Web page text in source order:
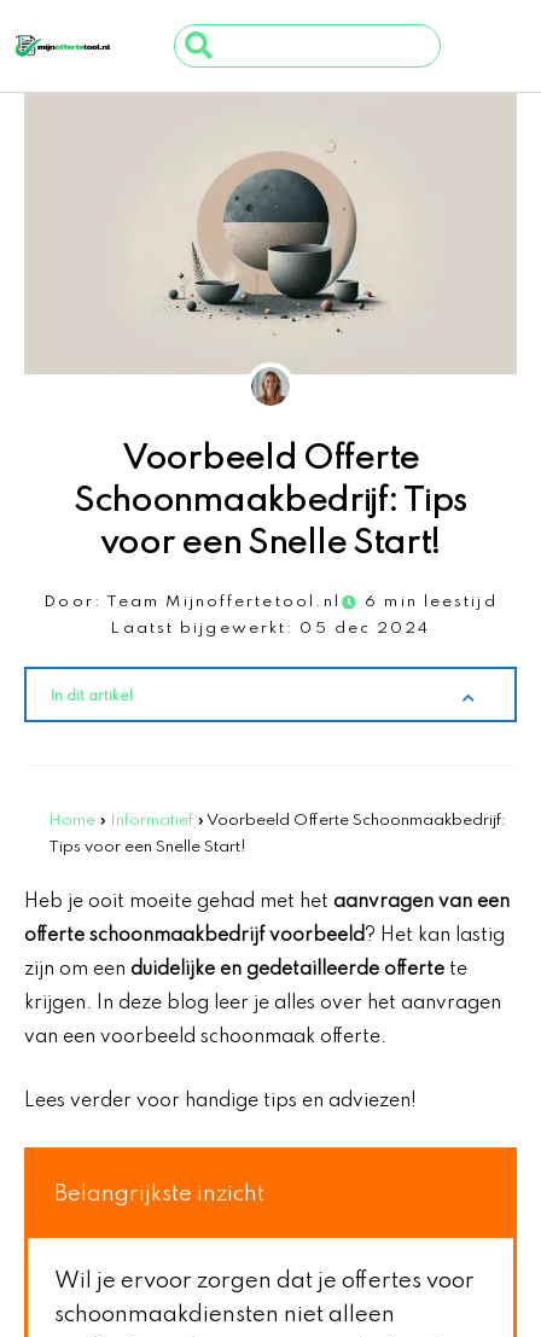
naar
de
inhoud
Search
...
Voorbeeld Offerte
Schoonmaakbedrijf: Tips
voor een Snelle Start!
Door: Team Mijnoffertetool.nl
6 min leestijd
Laatst bijgewerkt:
05 dec 2024
In dit artikel
Home » Informatief » Voorbeeld Offerte Schoonmaakbedrijf:
Tips voor een Snelle Start!
Heb je ooit moeite gehad met het aanvragen van een
offerte schoonmaakbedrijf voorbeeld? Het kan lastig
zijn om een duidelijke en gedetailleerde offerte te
krijgen. In deze blog leer je alles over het aanvragen
van een voorbeeld schoonmaak offerte.
Lees verder voor handige tips en adviezen!
Belangrijkste inzicht
Wil je ervoor zorgen dat je offertes voor
schoonmaakdiensten niet alleen